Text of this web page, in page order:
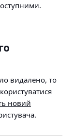
видалено, то
новий